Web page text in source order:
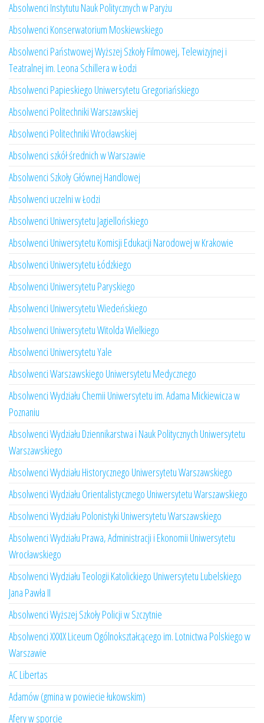
Absolwenci Instytutu Nauk Politycznych w Paryżu
Absolwenci Konserwatorium Moskiewskiego
Absolwenci Państwowej Wyższej Szkoły Filmowej, Telewizyjnej i
Teatralnej im. Leona Schillera w Łodzi
Absolwenci Papieskiego Uniwersytetu Gregoriańskiego
Absolwenci Politechniki Warszawskiej
Absolwenci Politechniki Wrocławskiej
Absolwenci szkół średnich w Warszawie
Absolwenci Szkoły Głównej Handlowej
Absolwenci uczelni w Łodzi
Absolwenci Uniwersytetu Jagiellońskiego
Absolwenci Uniwersytetu Komisji Edukacji Narodowej w Krakowie
Absolwenci Uniwersytetu Łódzkiego
Absolwenci Uniwersytetu Paryskiego
Absolwenci Uniwersytetu Wiedeńskiego
Absolwenci Uniwersytetu Witolda Wielkiego
Absolwenci Uniwersytetu Yale
Absolwenci Warszawskiego Uniwersytetu Medycznego
Absolwenci Wydziału Chemii Uniwersytetu im. Adama Mickiewicza w
Poznaniu
Absolwenci Wydziału Dziennikarstwa i Nauk Politycznych Uniwersytetu
Warszawskiego
Absolwenci Wydziału Historycznego Uniwersytetu Warszawskiego
Absolwenci Wydziału Orientalistycznego Uniwersytetu Warszawskiego
Absolwenci Wydziału Polonistyki Uniwersytetu Warszawskiego
Absolwenci Wydziału Prawa, Administracji i Ekonomii Uniwersytetu
Wrocławskiego
Absolwenci Wydziału Teologii Katolickiego Uniwersytetu Lubelskiego
Jana Pawła II
Absolwenci Wyższej Szkoły Policji w Szczytnie
Absolwenci XXXIX Liceum Ogólnokształcącego im. Lotnictwa Polskiego w
Warszawie
AC Libertas
Adamów (gmina w powiecie łukowskim)
Afery w sporcie